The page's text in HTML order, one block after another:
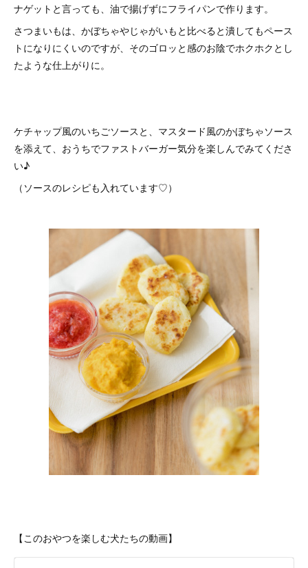
ナゲットと言っても、油で揚げずにフライパンで作ります。
さつまいもは、かぼちゃやじゃがいもと比べると潰してもペース
トになりにくいのですが、そのゴロッと感のお陰でホクホクとし
たような仕上がりに。
ケチャップ風のいちごソースと、マスタード風のかぼちゃソース
を添えて、おうちでファストバーガー気分を楽しんでみてくださ
い♪
（ソースのレシピも入れています♡）
【このおやつを楽しむ犬たちの動画】